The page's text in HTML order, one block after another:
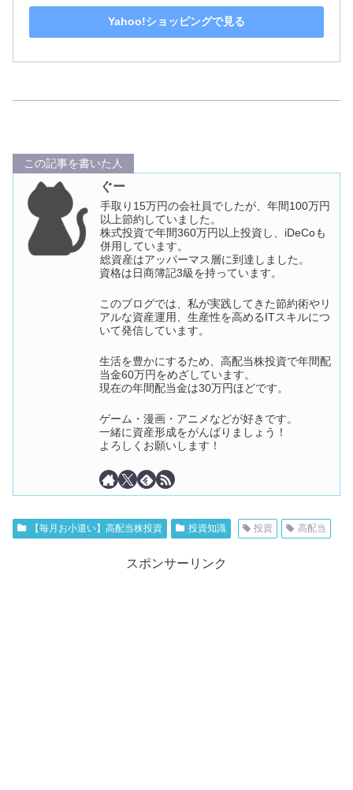
Yahoo!ショッピングで見る
この記事を書いた人
ぐー
手取り15万円の会社員でしたが、年間100万円
以上節約していました。
株式投資で年間360万円以上投資し、iDeCoも
併用しています。
総資産はアッパーマス層に到達しました。
資格は日商簿記3級を持っています。
このブログでは、私が実践してきた節約術やリ
アルな資産運用、生産性を高めるITスキルにつ
いて発信しています。
生活を豊かにするため、高配当株投資で年間配
当金60万円をめざしています。
現在の年間配当金は30万円ほどです。
ゲーム・漫画・アニメなどが好きです。
一緒に資産形成をがんばりましょう！
よろしくお願いします！
【毎月お小遣い】高配当株投資 投資知識 投資 高配当
スポンサーリンク